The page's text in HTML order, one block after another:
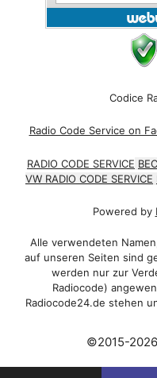
Codice
Radio Code Service on
RADIO CODE SERVICE
VW RADIO CODE SERVICE
Powered by
Alle verwendeten
auf unseren Seiten sind
werden nur zur
Radiocode)
Radiocode24.de stehen
©2015-